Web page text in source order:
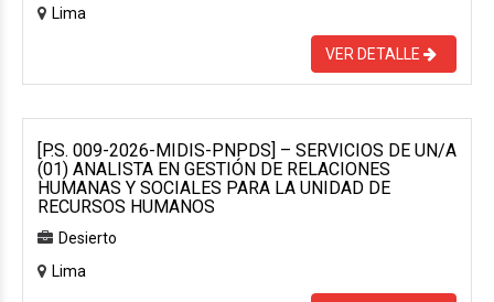
Lima
VER DETALLE
[P.S. 009-2026-MIDIS-PNPDS] – SERVICIOS DE UN/A
(01) ANALISTA EN GESTIÓN DE RELACIONES
HUMANAS Y SOCIALES PARA LA UNIDAD DE
RECURSOS HUMANOS
Desierto
Lima